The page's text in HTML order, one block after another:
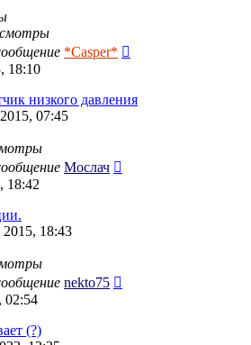
*Casper*
18:10
низкого давления
07:45
Мослач
18:42
18:43
nekto75
02:54
(?)